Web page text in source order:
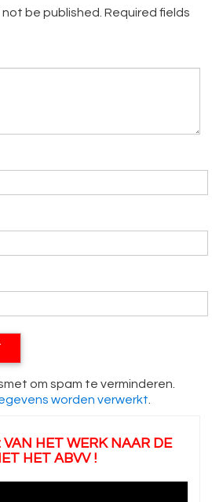
not be published. Required fields
om spam te verminderen.
worden verwerkt
HET WERK NAAR DE
HET ABVV !